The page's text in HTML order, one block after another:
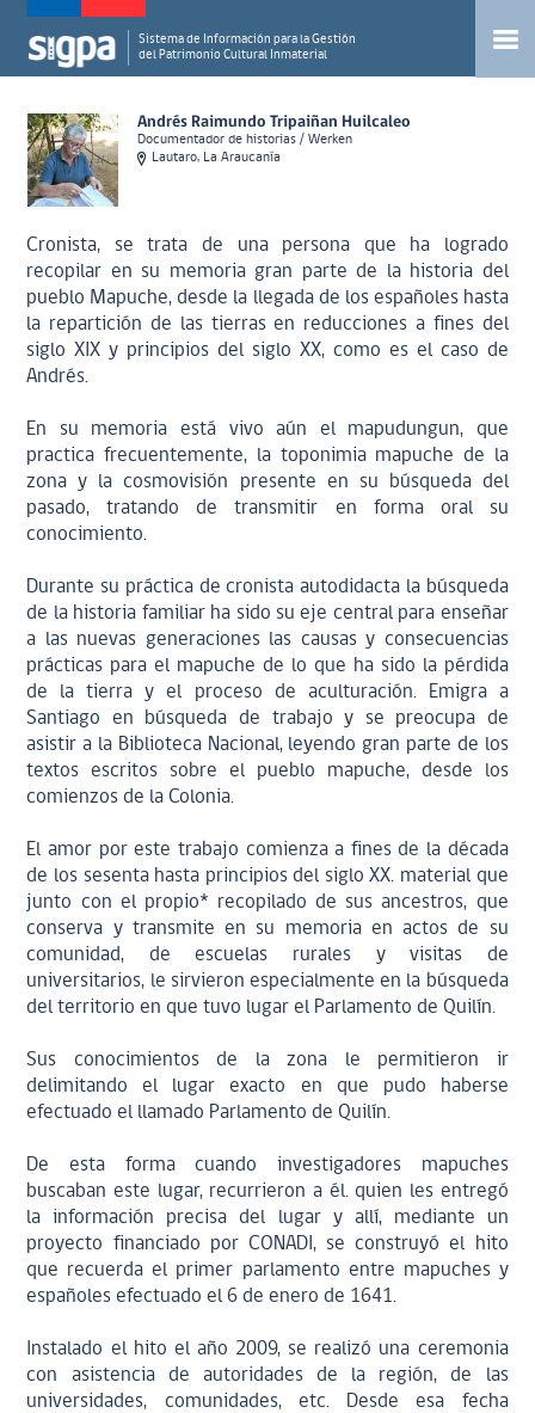
Sistema de Información para la Gestión
del Patrimonio Cultural Inmaterial
Andrés Raimundo Tripaiñan Huilcaleo
Documentador de historias / Werken
Lautaro, La Araucanía
Cronista, se trata de una persona que ha logrado
recopilar en su memoria gran parte de la historia del
pueblo Mapuche, desde la llegada de los españoles hasta
la repartición de las tierras en reducciones a fines del
siglo XIX y principios del siglo XX, como es el caso de
Andrés.
En su memoria está vivo aún el mapudungun, que
practica frecuentemente, la toponimia mapuche de la
zona y la cosmovisión presente en su búsqueda del
pasado, tratando de transmitir en forma oral su
conocimiento.
Durante su práctica de cronista autodidacta la búsqueda
de la historia familiar ha sido su eje central para enseñar
a las nuevas generaciones las causas y consecuencias
prácticas para el mapuche de lo que ha sido la pérdida
de la tierra y el proceso de aculturación. Emigra a
Santiago en búsqueda de trabajo y se preocupa de
asistir a la Biblioteca Nacional, leyendo gran parte de los
textos escritos sobre el pueblo mapuche, desde los
comienzos de la Colonia.
El amor por este trabajo comienza a fines de la década
de los sesenta hasta principios del siglo XX. material que
junto con el propio* recopilado de sus ancestros, que
conserva y transmite en su memoria en actos de su
comunidad, de escuelas rurales y visitas de
universitarios, le sirvieron especialmente en la búsqueda
del territorio en que tuvo lugar el Parlamento de Quilín.
Sus conocimientos de la zona le permitieron ir
delimitando el lugar exacto en que pudo haberse
efectuado el llamado Parlamento de Quilín.
De esta forma cuando investigadores mapuches
buscaban este lugar, recurrieron a él. quien les entregó
la información precisa del lugar y allí, mediante un
proyecto financiado por CONADI, se construyó el hito
que recuerda el primer parlamento entre mapuches y
españoles efectuado el 6 de enero de 1641.
Instalado el hito el año 2009, se realizó una ceremonia
con asistencia de autoridades de la región, de las
universidades, comunidades, etc. Desde esa fecha